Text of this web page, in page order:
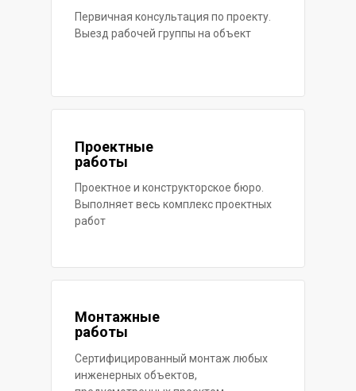
Первичная консультация по проекту.
Выезд рабочей группы на объект
Проектное и конструкторское бюро.
Выполняет весь комплекс проектных
работ
Проектные
работы
Сертифицированный монтаж любых
инженерных объектов,
Монтажные
работы